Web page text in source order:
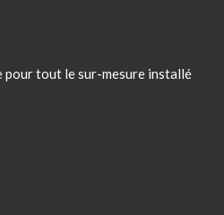
pour tout le sur-mesure installé